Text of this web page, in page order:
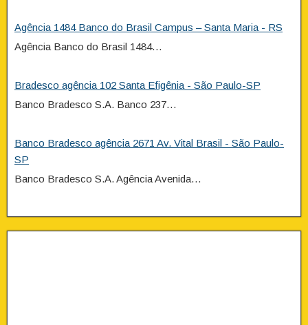
Agência 1484 Banco do Brasil Campus – Santa Maria - RS
Agência Banco do Brasil 1484…
Bradesco agência 102 Santa Efigênia - São Paulo-SP
Banco Bradesco S.A. Banco 237…
Banco Bradesco agência 2671 Av. Vital Brasil - São Paulo-
SP
Banco Bradesco S.A. Agência Avenida…